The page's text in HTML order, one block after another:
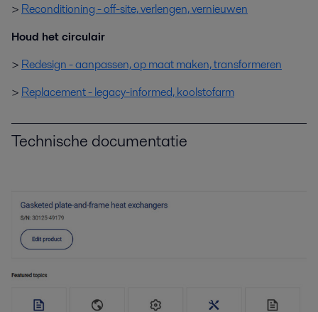
> Reconditioning - off-site, verlengen, vernieuwen
Houd het circulair
> Redesign - aanpassen, op maat maken, transformeren
> Replacement - legacy-informed, koolstofarm
Technische documentatie